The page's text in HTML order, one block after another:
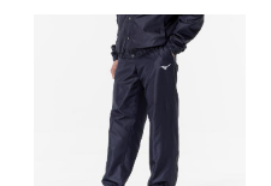
健康／エクササイズ
ジュニア／キッズ